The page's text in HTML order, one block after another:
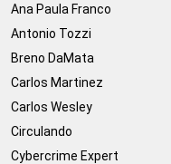
Ana Paula Franco
Antonio Tozzi
Breno DaMata
Carlos Martinez
Carlos Wesley
Circulando
Cybercrime Expert